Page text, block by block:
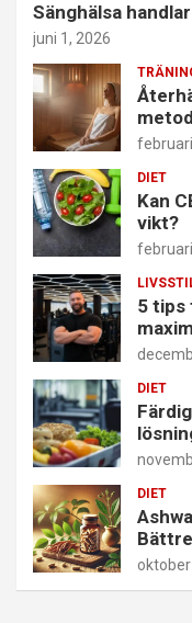
Sänghälsa
juni 1, 2026
DIET
Kan
vikt?
5 tips
DIET
DIET